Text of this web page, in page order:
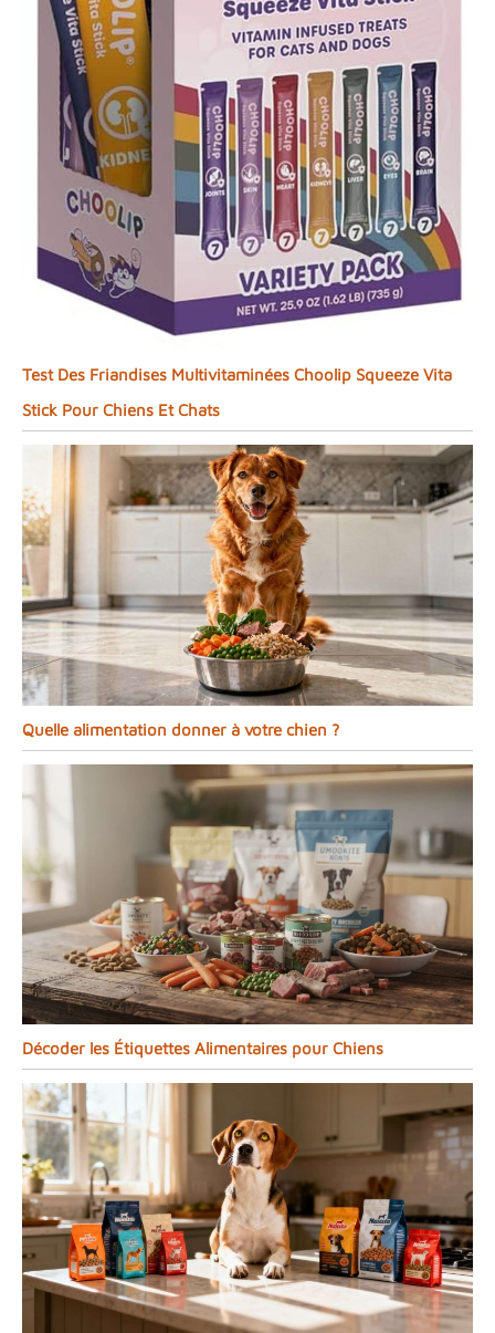
Test Des Friandises Multivitaminées Choolip Squeeze Vita
Stick Pour Chiens Et Chats
Quelle alimentation donner à votre chien ?
Décoder les Étiquettes Alimentaires pour Chiens